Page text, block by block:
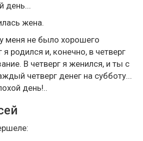
день...
жена.
меня не было хорошего
я родился и, конечно, в четверг
В четверг я женился, и ты с
четверг денег на субботу...
день!..